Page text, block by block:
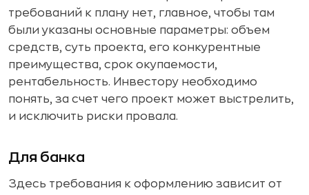
требований к плану нет, главное, чтобы там
были указаны основные параметры: объем
средств, суть проекта, его конкурентные
преимущества, срок окупаемости,
рентабельность. Инвестору необходимо
понять, за счет чего проект может выстрелить,
и исключить риски провала.
Для банка
Здесь требования к оформлению зависит от